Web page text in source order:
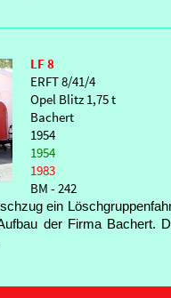
LF 8
ERFT 8/41/4
Opel Blitz 1,75 t
Bachert
1954
1954
1983
BM - 242
ein
der Firma Bachert.